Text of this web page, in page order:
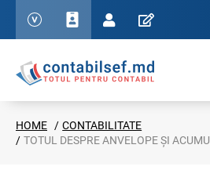
HOME
CONTABILITATE
TOTUL DESPRE ANVELOPE ȘI ACUMULATOARE. PREVEDERI NOI – PROBLEME NOI